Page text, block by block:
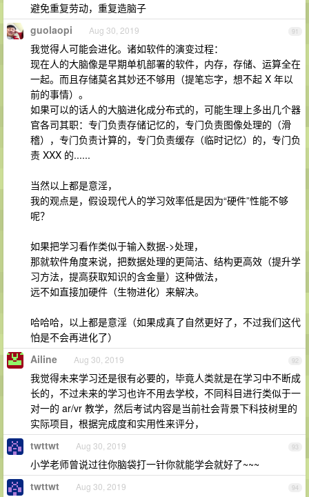
避免重复劳动，重复造脑子
91
guolaopi Aug 30, 2019
我觉得人可能会进化。诸如软件的演变过程：
现在人的大脑像是早期单机部署的软件，内存，存储、运算全在
一起。而且存储莫名其妙还不够用（提笔忘字，想不起 X 年以
前的事情）。
如果可以的话人的大脑进化成分布式的，可能生理上多出几个器
官各司其职：专门负责存储记忆的，专门负责图像处理的（滑
稽），专门负责计算的，专门负责缓存（临时记忆）的，专门负
责 XXX 的......
当然以上都是意淫，
我的观点是，假设现代人的学习效率低是因为“硬件”性能不够
呢？
如果把学习看作类似于输入数据->处理，
那就软件角度来说，把数据处理的更简洁、结构更高效（提升学
习方法，提高获取知识的含金量）这种做法，
远不如直接加硬件（生物进化）来解决。
哈哈哈，以上都是意淫（如果成真了自然更好了，不过我们这代
怕是不会再进化了）
92
Ailine Aug 30, 2019
我觉得未来学习还是很有必要的，毕竟人类就是在学习中不断成
长的，不过未来的学习也许不用去学校，不同科目进行类似于一
对一的 ar/vr 教学，然后考试内容是当前社会背景下科技树里的
实际项目，根据完成度和实用性来评分，
93
twttwt Aug 30, 2019
小学老师曾说过往你脑袋打一针你就能学会就好了~~~
94
twttwt Aug 30, 2019